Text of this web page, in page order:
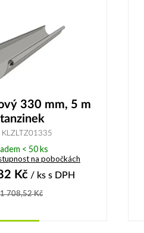
330 mm, 5 m
KLZLTZ01335
< 50 ks
na pobočkách
Kč/ ks s DPH
1 708,52Kč